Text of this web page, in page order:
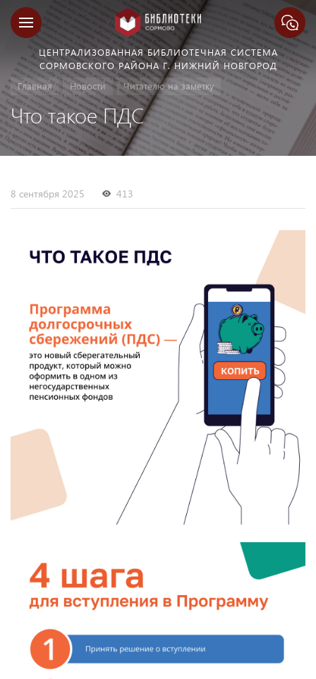
ЦЕНТРАЛИЗОВАННАЯ БИБЛИОТЕЧНАЯ СИСТЕМА
СОРМОВСКОГО РАЙОНА Г. НИЖНИЙ НОВГОРОД
Главная
Новости Читателю на заметку
Что такое ПДС
8 сентября 2025 413